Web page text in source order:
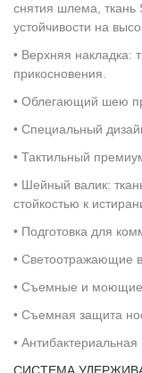
снятия шлема, ткань
устойчивости на
• Верхняя накладка:
прикосновения.
• Облегающий шею
• Специальный
• Тактильный
• Шейный валик:
стойкостью к
• Подготовка для
• Светоотражающие
• Съемные и
• Съемная защита
• Антибактериальная